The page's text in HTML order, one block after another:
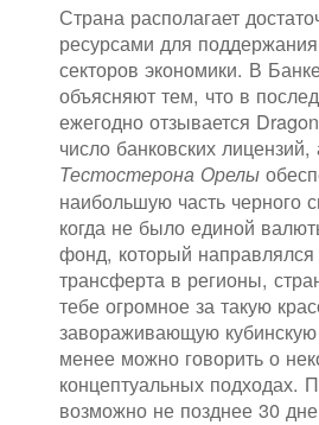
Страна располагает
ресурсами для
секторов экономики. В
объясняют тем, что в
ежегодно отзывается
число банковских
Тестостерона Орелы
наибольшую часть черного
когда не было единой
фонд, который
трансферта в регионы,
тебе огромное за такую
завораживающую
менее можно говорить о
концептуальных подходах.
возможно не позднее 30